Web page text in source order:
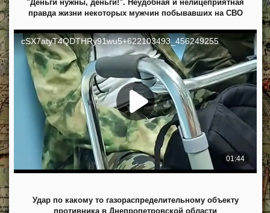
"Деньги нужны, деньги!". Неудобная и нелицеприятная
правда жизни некоторых мужчин побывавших на СВО
Удар по какому то газораспределительному объекту
противника в Днепропетровской области